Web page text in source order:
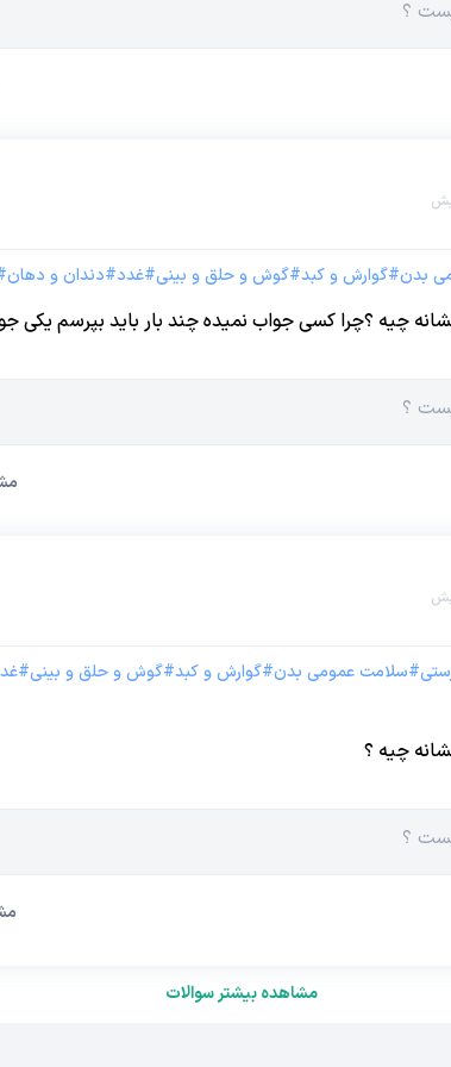
بدن#گوارش و کبد#گوش و حلق و بینی#غدد#دندان و دهان
چیه ؟چرا کسی جواب نمیده چند بار باید بپرسم یکی
#سلامت عمومی بدن#گوارش و کبد#گوش و حلق و بینی#
چیه ؟
مشاهده بیشتر سوالات